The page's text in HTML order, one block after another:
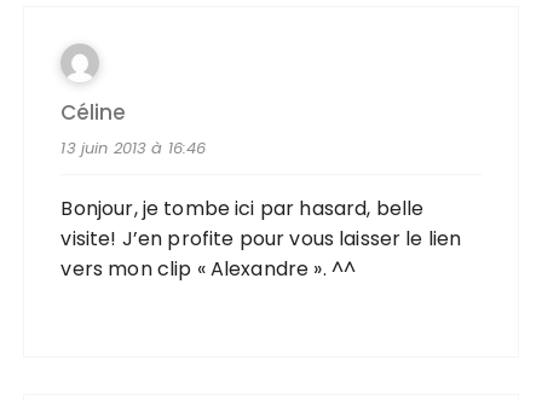
Céline
13 juin 2013 à 16:46
Bonjour, je tombe ici par hasard, belle
visite! J’en profite pour vous laisser le lien
vers mon clip « Alexandre ». ^^